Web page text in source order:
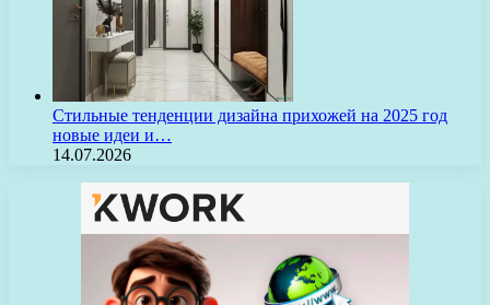
Стильные тенденции дизайна прихожей на 2025 год
новые идеи и…
14.07.2026